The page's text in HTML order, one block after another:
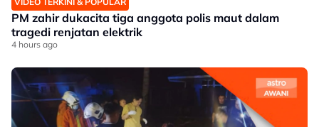
PM zahir dukacita tiga anggota polis maut dalam
tragedi renjatan elektrik
4 hours ago